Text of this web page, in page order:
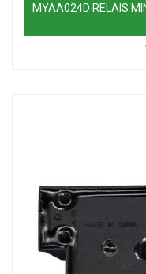
MYAA024D RELAIS